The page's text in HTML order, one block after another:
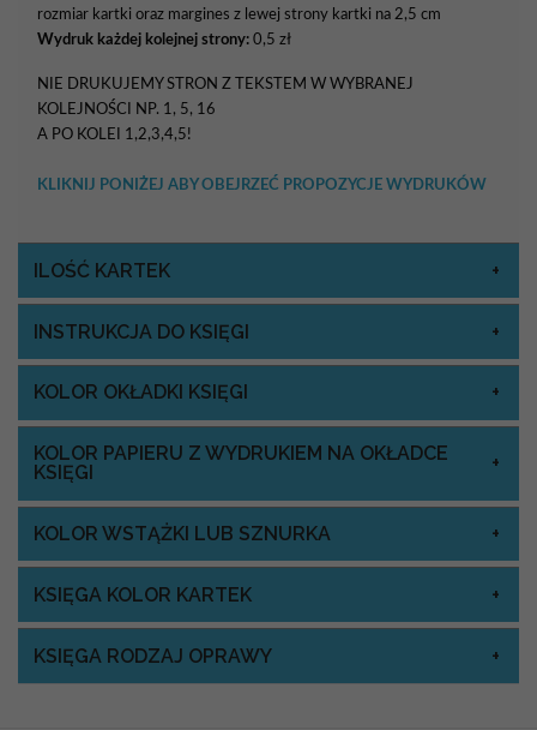
rozmiar kartki oraz margines z lewej strony kartki na 2,5 cm
Wydruk każdej kolejnej strony: 0,5 zł
NIE DRUKUJEMY STRON Z TEKSTEM W WYBRANEJ
KOLEJNOŚCI NP. 1, 5, 16
A PO KOLEI 1,2,3,4,5!
KLIKNIJ PONIŻEJ ABY OBEJRZEĆ PROPOZYCJE WYDRUKÓW
ILOŚĆ KARTEK
INSTRUKCJA DO KSIĘGI
KOLOR OKŁADKI KSIĘGI
KOLOR PAPIERU Z WYDRUKIEM NA OKŁADCE
KSIĘGI
KOLOR WSTĄŻKI LUB SZNURKA
KSIĘGA KOLOR KARTEK
KSIĘGA RODZAJ OPRAWY